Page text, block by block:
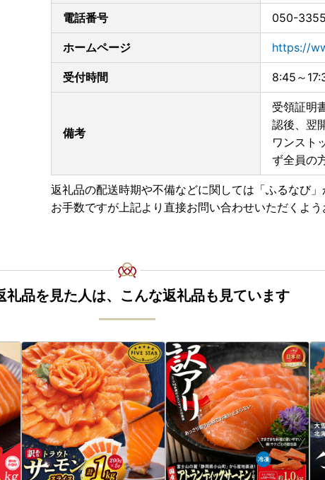
電話番号 050-
ホームページ https://
受付時間 8:45～
備考
受領証明
認後、翌
ワンスト
ず全員の
返礼品の配送時期や不備などに関しては「ふるなび」
お手数ですが上記より直接お問い合わせいただくよう
礼品を見た人は、こんな返礼品も見ています